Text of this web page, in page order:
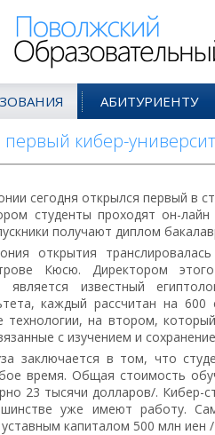
АБИТУРИЕНТУ
кибер-
сегодня открылся первый в
студенты проходят он-
получают диплом
открытия
Кюсю. Директором этого
является известный
каждый рассчитан на
на втором,
с изучением и
заключается в том, что
время. Общая стоимость
23 тысячи долларов/. Кибер-
уже имеют работу.
капиталом 500 млн иен